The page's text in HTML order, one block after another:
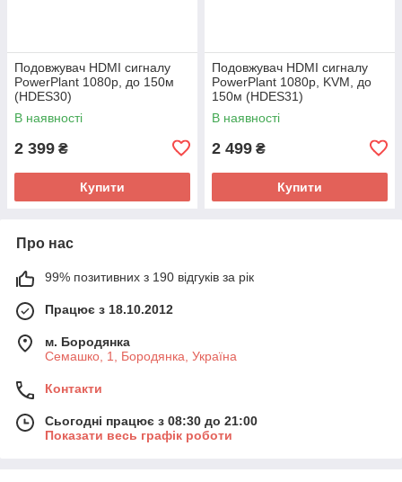
Подовжувач HDMI сигналу
PowerPlant 1080p, до 150м
(HDES30)
В наявності
2 399 ₴
Купити
Подовжувач HDMI сигналу
PowerPlant 1080p, KVM, до
150м (HDES31)
В наявності
2 499 ₴
Купити
Про нас
99% позитивних з 190 відгуків за рік
Працює з 18.10.2012
м. Бородянка
Семашко, 1, Бородянка, Україна
Контакти
Сьогодні працює з 08:30 до 21:00
Показати весь графік роботи